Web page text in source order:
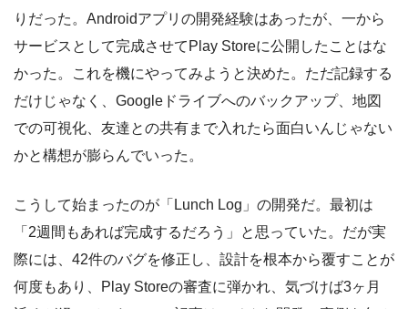
りだった。Androidアプリの開発経験はあったが、一から
サービスとして完成させてPlay Storeに公開したことはな
かった。これを機にやってみようと決めた。ただ記録する
だけじゃなく、Googleドライブへのバックアップ、地図
での可視化、友達との共有まで入れたら面白いんじゃない
かと構想が膨らんでいった。
こうして始まったのが「Lunch Log」の開発だ。最初は
「2週間もあれば完成するだろう」と思っていた。だが実
際には、42件のバグを修正し、設計を根本から覆すことが
何度もあり、Play Storeの審査に弾かれ、気づけば3ヶ月